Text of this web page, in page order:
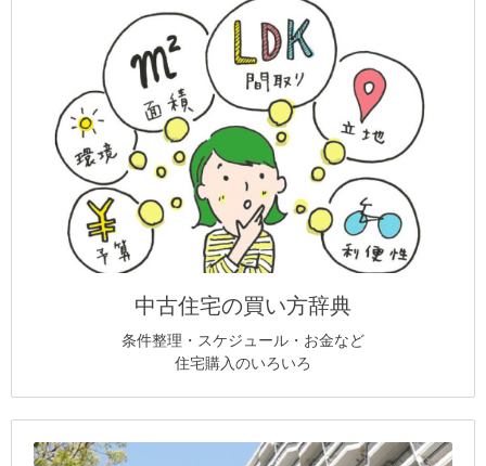
中古住宅の買い方辞典
条件整理・スケジュール・お金など
住宅購入のいろいろ